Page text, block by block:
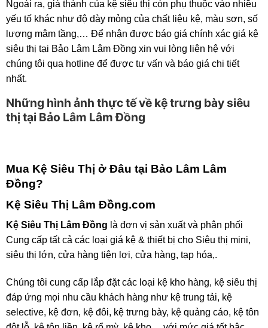
Ngoài ra, giá thành của kệ siêu thị còn phụ thuộc vào nhiều
yếu tố khác như độ dày mỏng của chất liệu kệ, màu sơn, số
lượng mâm tầng,… Để nhận được báo giá chính xác giá kệ
siêu thị tại Bảo Lâm Lâm Đồng xin vui lòng liên hệ với
chúng tôi qua hotline để được tư vấn và báo giá chi tiết
nhất.
Những hình ảnh thực tế về kệ trưng bày siêu
thị tại Bảo Lâm Lâm Đồng
Mua Kệ Siêu Thị ở Đâu tại Bảo Lâm Lâm
Đồng?
Kệ Siêu Thị Lâm Đồng.com
Kệ Siêu Thị Lâm Đồng là đơn vị sản xuất và phân phối
Cung cấp tất cả các loại giá kệ & thiết bị cho Siêu thị mini,
siêu thị lớn, cửa hàng tiện lợi, cửa hàng, tạp hóa,.
Chúng tôi cung cấp lắp đặt các loại kệ kho hàng, kệ siêu thị
đáp ứng mọi nhu cầu khách hàng như kệ trung tải, kệ
selective, kệ đơn, kệ đôi, kệ trưng bày, kệ quảng cáo, kệ tôn